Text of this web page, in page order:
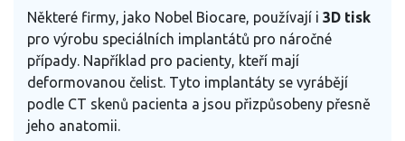
Některé firmy, jako Nobel Biocare, používají i 3D tisk
pro výrobu speciálních implantátů pro náročné
případy. Například pro pacienty, kteří mají
deformovanou čelist. Tyto implantáty se vyrábějí
podle CT skenů pacienta a jsou přizpůsobeny přesně
jeho anatomii.